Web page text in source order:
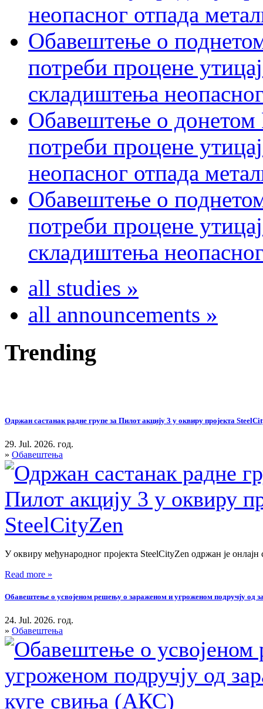
неопасног отпада
Обавештење о
потреби процене
складиштења
Обавештење о
потреби процене
неопасног отпада
Обавештење о
потреби процене
складиштења
all studies »
all announcements »
Trending
Одржан састанак радне групе за Пилот акцију 3 у оквиру пројекта
29. Jul. 2026. год.
» Обавештења
У оквиру међународног пројекта SteelCityZen одржан је
Read more »
Обавештење о усвојеном решењу о зараженом и угроженом подручју од
24. Jul. 2026. год.
» Обавештења